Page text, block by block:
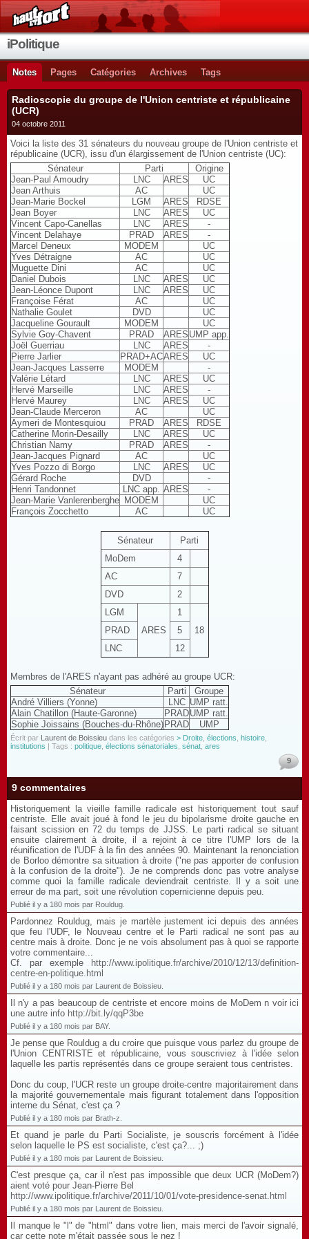
iPolitique
Notes Pages Catégories Archives Tags
Radioscopie du groupe de l'Union centriste et républicaine
(UCR)
04 octobre 2011
Voici la liste des 31 sénateurs du nouveau groupe de l'Union centriste et
républicaine (UCR), issu d'un élargissement de l'Union centriste (UC):
Sénateur
Parti
Origine
Jean-Paul Amoudry
LNC ARES
UC
Jean Arthuis
AC
UC
Jean-Marie Bockel
LGM ARES
RDSE
Jean Boyer
LNC ARES
UC
Vincent Capo-Canellas
LNC ARES
-
Vincent Delahaye
PRAD ARES
-
Marcel Deneux
MODEM
UC
Yves Détraigne
AC
UC
Muguette Dini
AC
UC
Daniel Dubois
LNC ARES
UC
Jean-Léonce Dupont
LNC ARES
UC
Françoise Férat
AC
UC
Nathalie Goulet
DVD
UC
Jacqueline Gourault
MODEM
UC
Sylvie Goy-Chavent
PRAD ARES UMP app.
Joël Guerriau
LNC ARES
-
Pierre Jarlier
PRAD+ACARES
UC
Jean-Jacques Lasserre
MODEM
-
Valérie Létard
LNC ARES
UC
Hervé Marseille
LNC ARES
-
Hervé Maurey
LNC ARES
UC
Jean-Claude Merceron
AC
UC
Aymeri de Montesquiou
PRAD ARES
RDSE
Catherine Morin-Desailly
LNC ARES
UC
Christian Namy
PRAD ARES
-
Jean-Jacques Pignard
AC
UC
Yves Pozzo di Borgo
LNC ARES
UC
Gérard Roche
DVD
-
Henri Tandonnet
LNC app. ARES
-
Jean-Marie Vanlerenberghe MODEM
UC
François Zocchetto
AC UC
Sénateur
Parti
MoDem
4
AC
7
DVD
2
LGM
ARES
1
18
PRAD
5
LNC
12
Membres de l'ARES n'ayant pas adhéré au groupe UCR:
Sénateur
Parti
Groupe
André Villiers (Yonne)
LNC UMP ratt.
Alain Chatillon (Haute-Garonne)
PRADUMP ratt.
Sophie Joissains (Bouches-du-Rhône) PRAD UMP
Écrit par Laurent de Boissieu dans les catégories > Droite élections histoire
institutions | Tags : politique élections sénatoriales sénat ares
9
9 commentaires
Historiquement la vieille famille radicale est historiquement tout sauf
centriste. Elle avait joué à fond le jeu du bipolarisme droite gauche en
faisant scission en 72 du temps de JJSS. Le parti radical se situant
ensuite clairement à droite, il a rejoint à ce titre l'UMP lors de la
réunification de l'UDF à la fin des années 90. Maintenant la renonciation
de Borloo démontre sa situation à droite ("ne pas apporter de confusion
à la confusion de la droite"). Je ne comprends donc pas votre analyse
comme quoi la famille radicale deviendrait centriste. Il y a soit une
erreur de ma part, soit une révolution copernicienne depuis peu.
Publié il y a 180 mois par Rouldug.
Pardonnez Rouldug, mais je martèle justement ici depuis des années
que feu l'UDF, le Nouveau centre et le Parti radical ne sont pas au
centre mais à droite. Donc je ne vois absolument pas à quoi se rapporte
votre commentaire...
Cf. par exemple
http://www.ipolitique.fr/archive/2010/12/13/definition-
centre-en-politique.html
Publié il y a 180 mois par Laurent de Boissieu.
Il n'y a pas beaucoup de centriste et encore moins de MoDem n voir ici
une autre info http://bit.ly/qqP3be
Publié il y a 180 mois par BAY.
Je pense que Rouldug a du croire que puisque vous parlez du groupe de
l'Union CENTRISTE et républicaine, vous souscriviez à l'idée selon
laquelle les partis représentés dans ce groupe seraient tous centristes.
Donc du coup, l'UCR reste un groupe droite-centre majoritairement dans
la majorité gouvernementale mais figurant totalement dans l'opposition
interne du Sénat, c'est ça ?
Publié il y a 180 mois par Brath-z.
Et quand je parle du Parti Socialiste, je souscris forcément à l'idée
selon laquelle le PS est socialiste, c'est ça?... ;)
Publié il y a 180 mois par Laurent de Boissieu.
C'est presque ça, car il n'est pas impossible que deux UCR (MoDem?)
aient voté pour Jean-Pierre Bel
http://www.ipolitique.fr/archive/2011/10/01/vote-presidence-senat.html
Publié il y a 180 mois par Laurent de Boissieu.
Il manque le "l" de "html" dans votre lien, mais merci de l'avoir signalé,
car cette note m'était passée sous le nez !